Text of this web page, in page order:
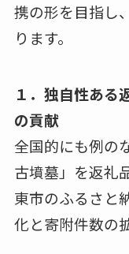
携の形を目指し
ります。
１．独自性ある
の貢献
全国的にも例の
古墳墓」を返礼
東市のふるさと
化と寄附件数の